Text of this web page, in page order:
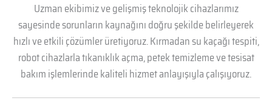
Uzman ekibimiz ve gelişmiş teknolojik cihazlarımız
sayesinde sorunların kaynağını doğru şekilde belirleyerek
hızlı ve etkili çözümler üretiyoruz. Kırmadan su kaçağı tespiti,
robot cihazlarla tıkanıklık açma, petek temizleme ve tesisat
bakım işlemlerinde kaliteli hizmet anlayışıyla çalışıyoruz.